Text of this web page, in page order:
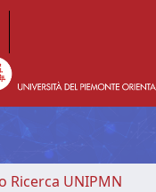
Ricerca UNIPMN